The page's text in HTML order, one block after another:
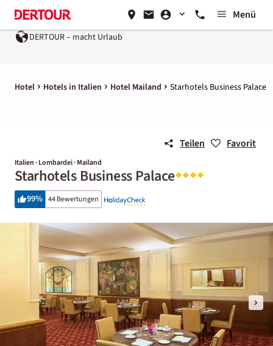
Menü
DERTOUR – macht Urlaub
Hotel Hotels in Italien Hotel Mailand Starhotels Business Palace
Teilen Favorit
Italien · Lombardei · Mailand
Starhotels Business Palace
99% 44 Bewertungen